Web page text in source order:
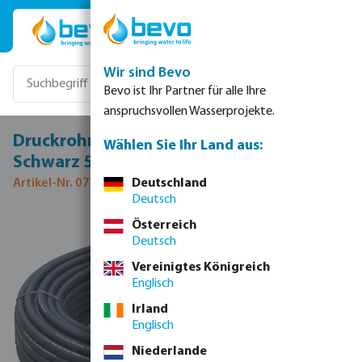
Zum Hauptinhalt springen
Druckrohr PE40 16 mm x 1,5 mm Glatt 5bar
Schwarz 500m
Artikel-Nr. 0700001
Bildergalerie überspringen
Wir sind Bevo
Bevo ist Ihr Partner für alle Ihre
anspruchsvollen Wasserprojekte.
Wählen Sie Ihr Land aus:
Deutschland
Deutsch
Österreich
Deutsch
Vereinigtes Königreich
Englisch
Irland
Englisch
Niederlande